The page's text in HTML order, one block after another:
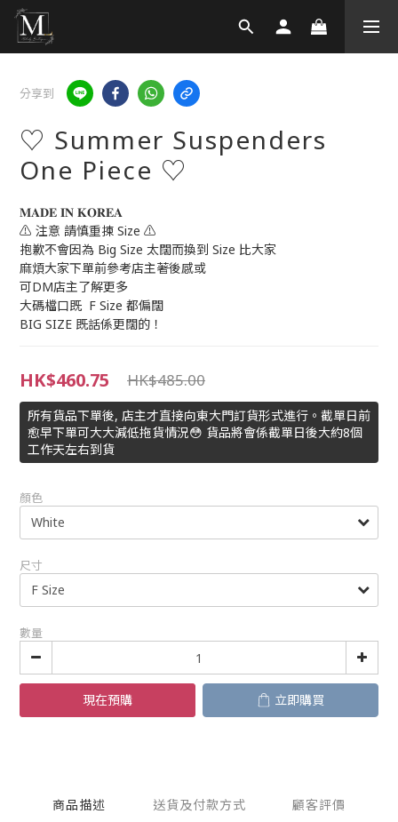
分享到
♡ Summer Suspenders
One Piece ♡
𝐌𝐀𝐃𝐄 𝐈𝐍 𝐊𝐎𝐑𝐄𝐀
⚠️ 注意 請慎重揀 Size ⚠️
抱歉不會因為 Big Size 太闊而換到 Size 比大家
麻煩大家下單前參考店主著後感或
可DM店主了解更多
大碼檔口既  F Size 都偏闊
BIG SIZE 既話係更闊的！
HK$460.75 HK$485.00
所有貨品下單後, 店主才直接向東大門訂貨形式進行。截單日前
愈早下單可大大減低拖貨情況😳 貨品將會係截單日後大約8個
工作天左右到貨
顏色
尺寸
數量
現在預購 立即購買
商品描述 送貨及付款方式 顧客評價